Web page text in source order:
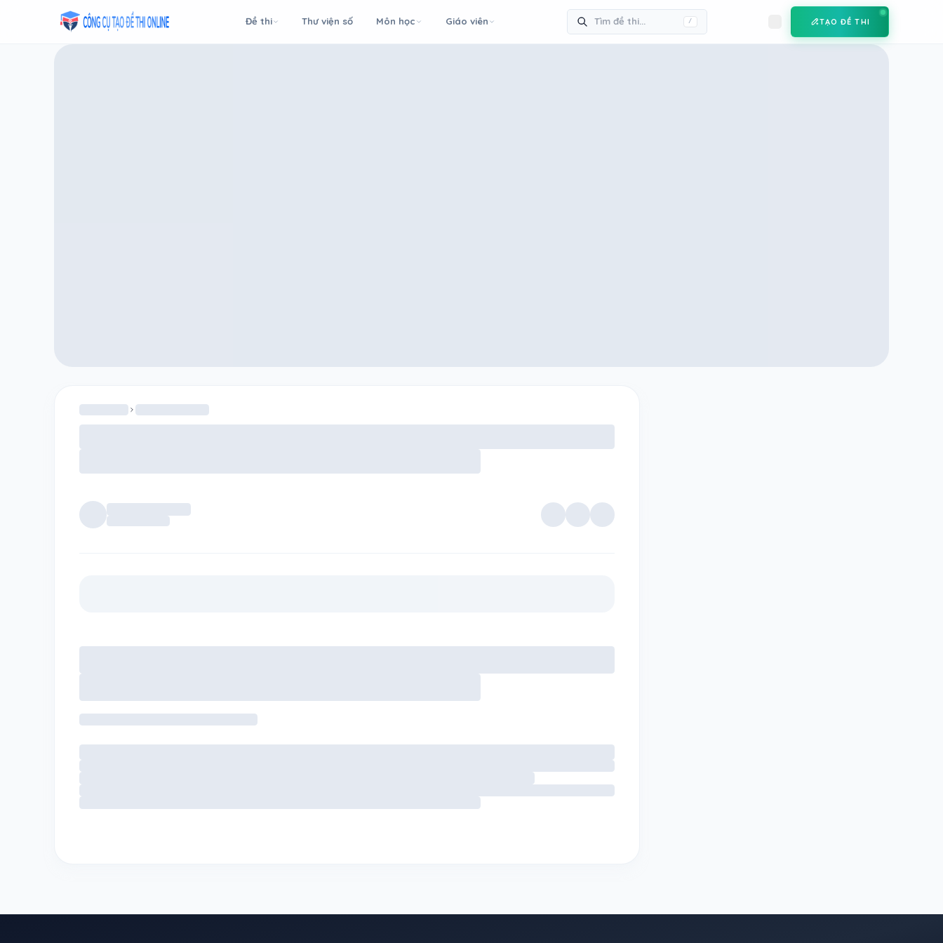
Đề thi Thư viện số Môn học Giáo viên / TẠO ĐỀ THI
Taodethi.xyz - Tạo đề thi Online miễn phí